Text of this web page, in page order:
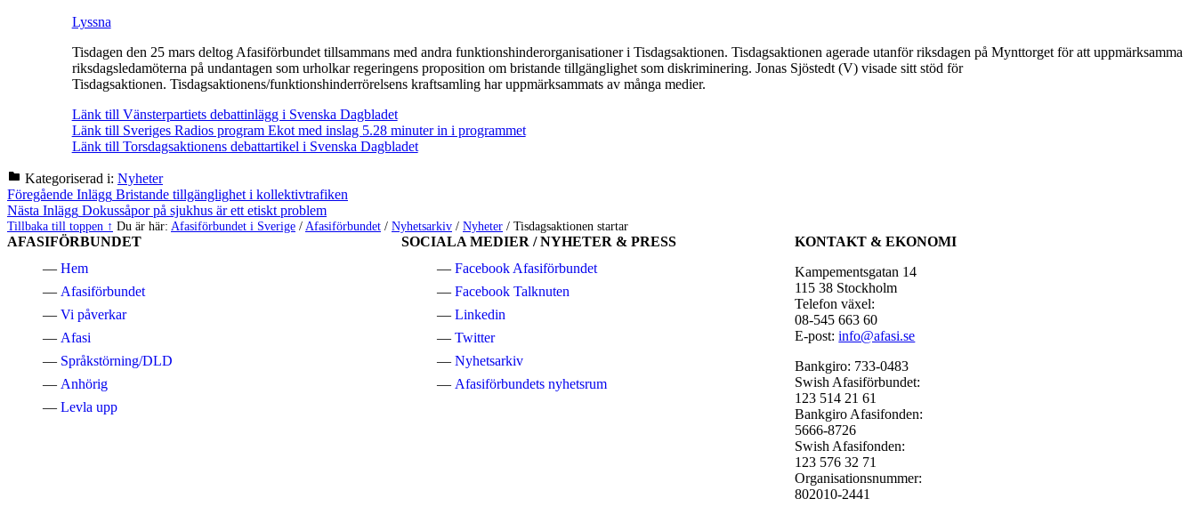
Lyssna
Tisdagen den 25 mars deltog Afasiförbundet tillsammans med andra funktionshinderorganisationer i Tisdagsaktionen. Tisdagsaktionen agerade utanför riksdagen på Mynttorget för att uppmärksamma
riksdagsledamöterna på undantagen som urholkar regeringens proposition om bristande tillgänglighet som diskriminering. Jonas Sjöstedt (V) visade sitt stöd för
Tisdagsaktionen. Tisdagsaktionens/funktionshinderrörelsens kraftsamling har uppmärksammats av många medier.
Länk till Vänsterpartiets debattinlägg i Svenska Dagbladet
Länk till Sveriges Radios program Ekot med inslag 5.28 minuter in i programmet
Länk till Torsdagsaktionens debattartikel i Svenska Dagbladet
Kategoriserad i: Nyheter
Hoppa
tillbaka
till
huvudnavigeringen
Inläggsnavigering
Föregående Inlägg Bristande tillgänglighet i kollektivtrafiken
Nästa Inlägg Dokussåpor på sjukhus är ett etiskt problem
Tillbaka till toppen ↑ Du är här: Afasiförbundet i Sverige /Afasiförbundet / Nyhetsarkiv / Nyheter / Tisdagsaktionen startar
AFASIFÖRBUNDET
Hem
Afasiförbundet
Vi påverkar
Afasi
Språkstörning/DLD
Anhörig
Levla upp
SOCIALA MEDIER / NYHETER & PRESS
Facebook Afasiförbundet
Facebook Talknuten
Linkedin
Twitter
Nyhetsarkiv
Afasiförbundets nyhetsrum
KONTAKT & EKONOMI
Kampementsgatan 14
115 38 Stockholm
Telefon växel:
08-545 663 60
E-post:info@afasi.se
Bankgiro: 733-0483
Swish Afasiförbundet:
123 514 21 61
Bankgiro Afasifonden:
5666-8726
Swish Afasifonden:
123 576 32 71
Organisationsnummer:
802010-2441